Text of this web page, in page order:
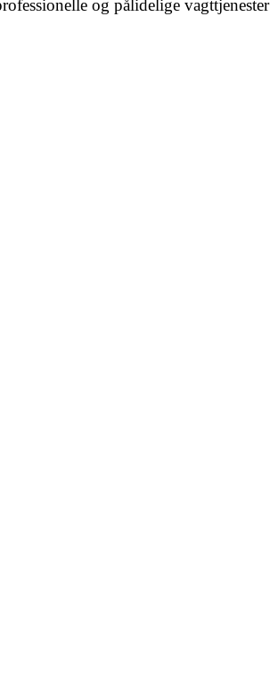
og pålidelige vagttjenester